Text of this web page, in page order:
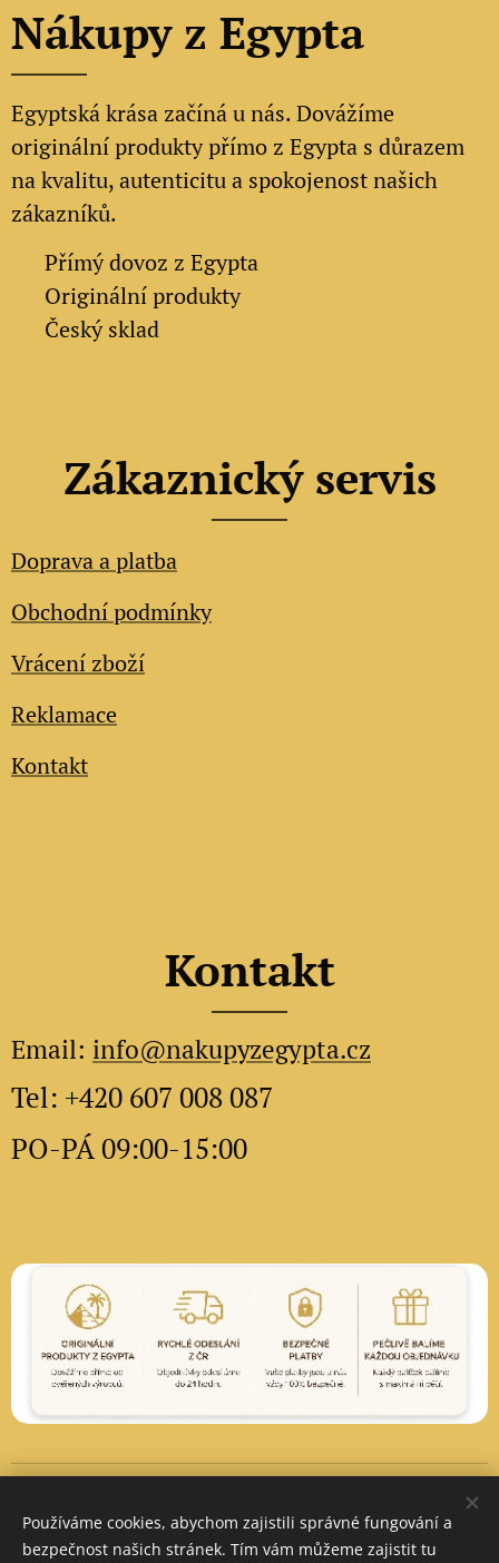
Nákupy z Egypta
Egyptská krása začíná u nás. Dovážíme
originální produkty přímo z Egypta s důrazem
na kvalitu, autenticitu a spokojenost našich
zákazníků.
Přímý dovoz z Egypta
Originální produkty
✔ Český sklad
Zákaznický servis
Doprava a platba
Obchodní podmínky
Vrácení zboží
Reklamace
Kontakt
Kontakt
Email: info@nakupyzegypta.cz
Tel: +420 607 008 087
PO-PÁ 09:00-15:00
Měna
CZK Kč
EUR € PLN zł
Používáme cookies, abychom zajistili správné fungování a
bezpečnost našich stránek. Tím vám můžeme zajistit tu